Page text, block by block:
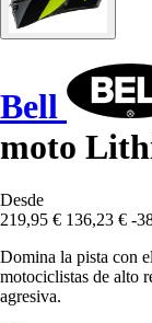
Bell
moto
Desde
219,95 € 136,23 € -
Domina la pista con
motociclistas de alto
agresiva.